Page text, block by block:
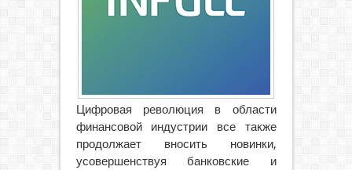
Цифровая революция в области
финансовой индустрии все также
продолжает вносить новинки,
усовершенствуя банковские и